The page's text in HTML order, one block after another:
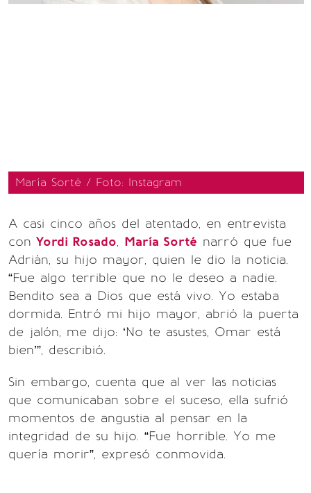
María Sorté / Foto: Instagram
A casi cinco años del atentado, en entrevista
con Yordi Rosado, María Sorté narró que fue
Adrián, su hijo mayor, quien le dio la noticia.
“Fue algo terrible que no le deseo a nadie.
Bendito sea a Dios que está vivo. Yo estaba
dormida. Entró mi hijo mayor, abrió la puerta
de jalón, me dijo: ‘No te asustes, Omar está
bien’”, describió.
Sin embargo, cuenta que al ver las noticias
que comunicaban sobre el suceso, ella sufrió
momentos de angustia al pensar en la
integridad de su hijo. “Fue horrible. Yo me
quería morir”, expresó conmovida.